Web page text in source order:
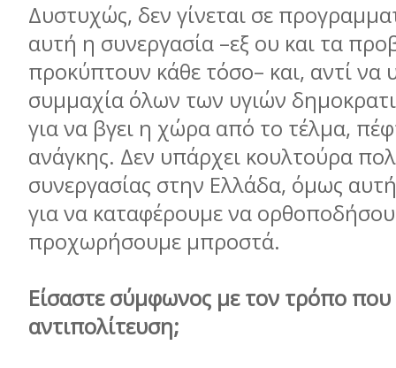
Δυστυχώς, δεν γίνεται σε
αυτή η συνεργασία –εξ ου και τα
προκύπτουν κάθε τόσο– και, αντί να
συμμαχία όλων των υγιών
για να βγει η χώρα από το τέλμα,
ανάγκης. Δεν υπάρχει κουλτούρα
συνεργασίας στην Ελλάδα, όμως αυτή
για να καταφέρουμε να
προχωρήσουμε μπροστά.
Είσαστε σύμφωνος με τον τρόπο που
αντιπολίτευση;